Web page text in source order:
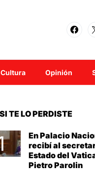
Cultura Opinión
TE LO PERDISTE
En Palacio
recibí al
Estado del
Pietro Parolin